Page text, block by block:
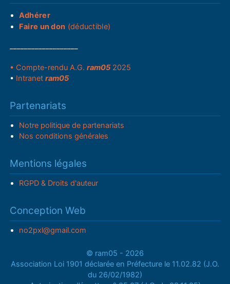
Adhérer
Faire un don (déductible)
• Compte-rendu A.G.ram05 2025
• Intranetram05
Partenariats
Notre politique de partenariats
Nos conditions générales
Mentions légales
RGPD & Droits d'auteur
Conception Web
no2pxl@gmail.com
© ram05 - 2026
Association Loi 1901 déclarée en Préfecture le 11.02.82 (J.O.
du 26/02/1982)